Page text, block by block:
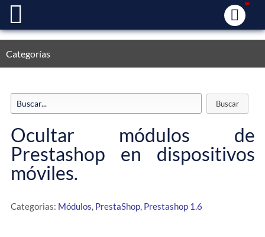
Categorías
Ocultar módulos de
Prestashop en dispositivos
móviles.
Categorias: Módulos, PrestaShop, Prestashop 1.6